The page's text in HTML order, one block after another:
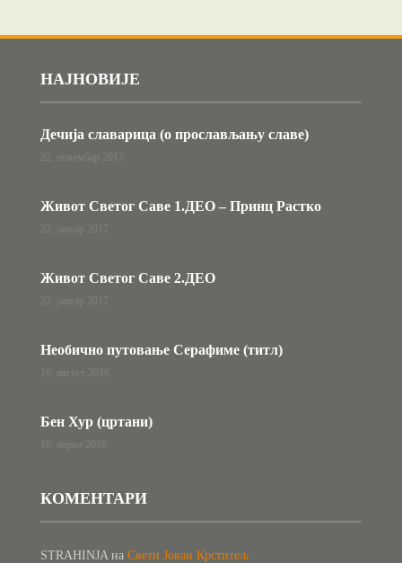
НАЈНОВИЈЕ
Дечија славарица (о прослављању славе)
22. новембар 2017.
Живот Светог Саве 1.ДЕО – Принц Растко
22. јануар 2017.
Живот Светог Саве 2.ДЕО
22. јануар 2017.
Необично путовање Серафиме (титл)
16. август 2016.
Бен Хур (цртани)
10. април 2016.
КОМЕНТАРИ
STRAHINJAна Свети Јован Крститељ